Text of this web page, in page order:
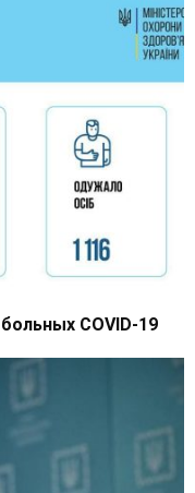
COVID-19